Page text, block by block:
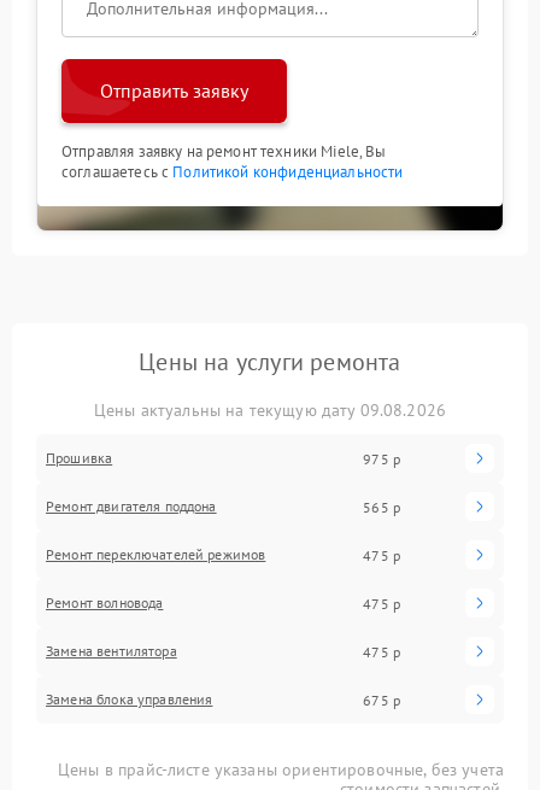
Отправить заявку
Отправляя заявку на ремонт техники Miele, Вы
соглашаетесь с Политикой конфиденциальности
Цены на услуги ремонта
Цены актуальны на текущую дату 09.08.2026
Прошивка 975 р
Ремонт двигателя поддона 565 р
Ремонт переключателей режимов 475 р
Ремонт волновода 475 р
Замена вентилятора 475 р
Замена блока управления 675 р
Цены в прайс-листе указаны ориентировочные, без учета